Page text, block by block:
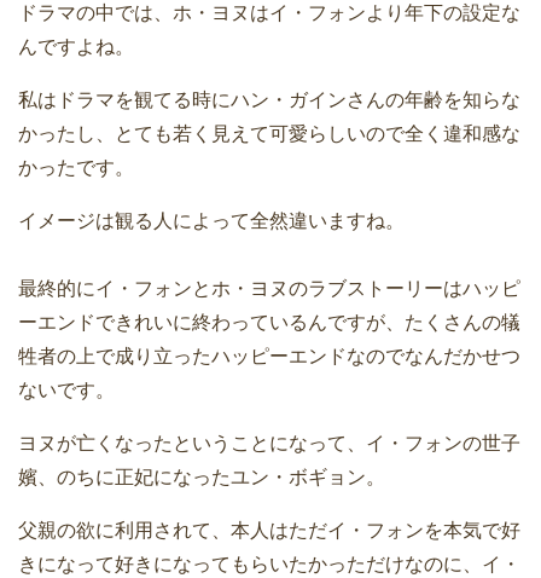
ドラマの中では、ホ・ヨヌはイ・フォンより年下の設定な
んですよね。
私はドラマを観てる時にハン・ガインさんの年齢を知らな
かったし、とても若く見えて可愛らしいので全く違和感な
かったです。
イメージは観る人によって全然違いますね。
最終的にイ・フォンとホ・ヨヌのラブストーリーはハッピ
ーエンドできれいに終わっているんですが、たくさんの犠
牲者の上で成り立ったハッピーエンドなのでなんだかせつ
ないです。
ヨヌが亡くなったということになって、イ・フォンの世子
嬪、のちに正妃になったユン・ボギョン。
父親の欲に利用されて、本人はただイ・フォンを本気で好
きになって好きになってもらいたかっただけなのに、イ・